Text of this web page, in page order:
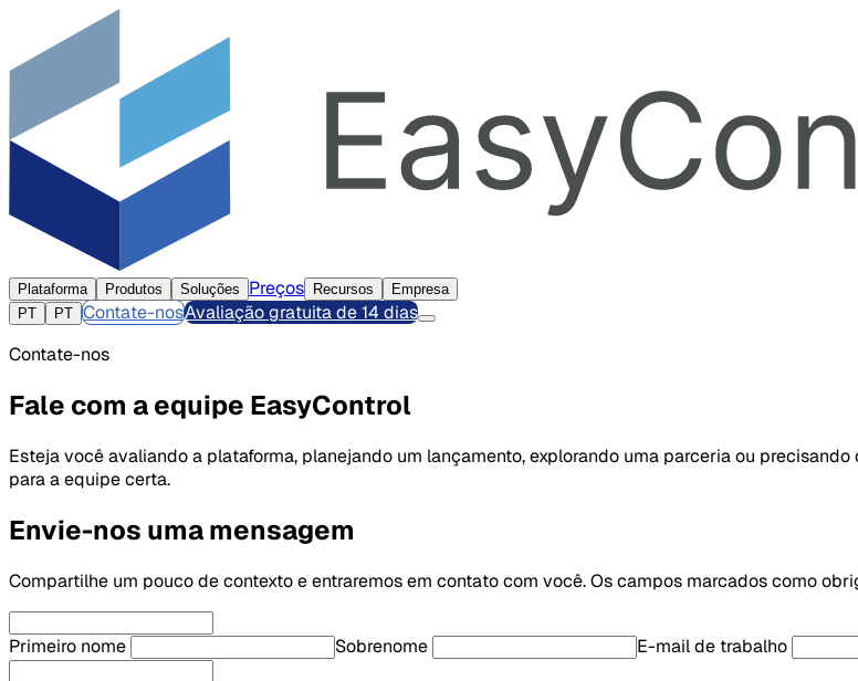
Plataforma Produtos Soluções Preços Recursos
Empresa
PT
PT Contate-nosAvaliação gratuita de 14 dias
Contate-nos
Fale com a equipe EasyControl
Esteja você avaliando a plataforma, planejando um lançamento, explorando uma parceria ou
para a equipe certa.
Envie-nos uma mensagem
Compartilhe um pouco de contexto e entraremos em contato com você. Os campos marcados como
Primeiro nome Sobrenome E-mail de trabalho